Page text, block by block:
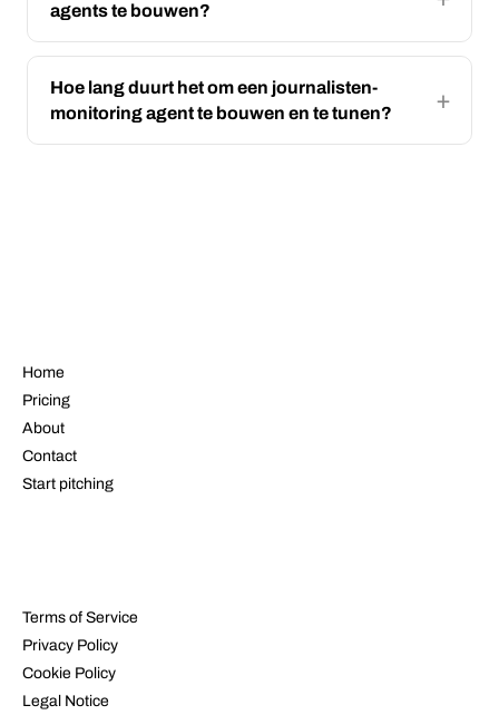
agents te bouwen?
Hoe lang duurt het om een journalisten-
monitoring agent te bouwen en te tunen?
Home
Pricing
About
Contact
Start pitching
Terms of Service
Privacy Policy
Cookie Policy
Legal Notice